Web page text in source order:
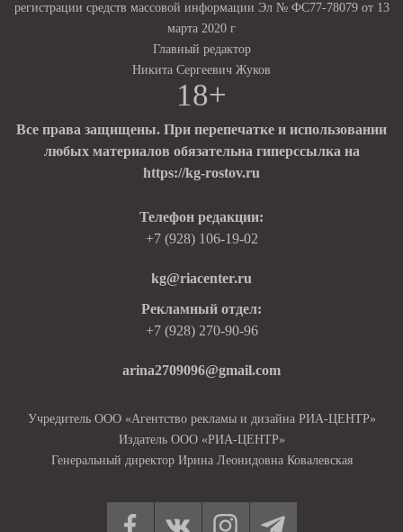
регистрации средств массовой информации Эл № ФС77-78079 от 13
марта 2020 г
Главный редактор
Никита Сергеевич Жуков
18+
Все права защищены. При перепечатке и использовании
любых материалов обязательна гиперссылка на
https://kg-rostov.ru
Телефон редакции:
+7 (928) 106-19-02
kg@riacenter.ru
Рекламный отдел:
+7 (928) 270-90-96
arina2709096@gmail.com
Учредитель ООО «Агентство рекламы и дизайна РИА-ЦЕНТР»
Издатель ООО «РИА-ЦЕНТР»
Генеральный директор Ирина Леонидовна Ковалевская